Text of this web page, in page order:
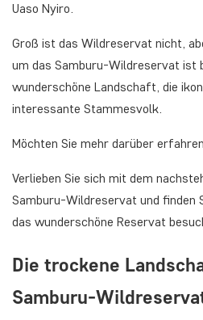
Uaso Nyiro.
Groß ist das Wildreservat nicht,
um das Samburu-Wildreservat ist
wunderschöne Landschaft, die
interessante Stammesvolk.
Möchten Sie mehr darüber
Verlieben Sie sich mit dem
Samburu-Wildreservat und finden
das wunderschöne Reservat
Die trockene
Samburu-